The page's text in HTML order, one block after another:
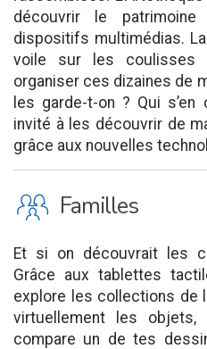
découvrir le
dispositifs multimédias.
voile sur les coulisses
organiser ces dizaines de
les garde-t-on ? Qui
invité à les découvrir de
grâce aux nouvelles
K Familles
Et si on découvrait les
Grâce aux tablettes
explore les collections de
virtuellement les
compare un de tes